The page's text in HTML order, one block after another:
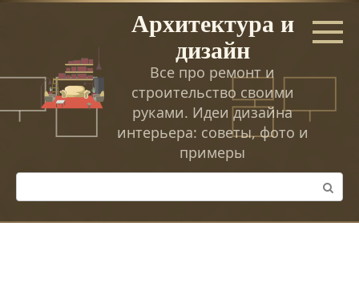
Перейти
Архитектура и
дизайн
Все про ремонт и
строительство своими
руками. Идеи дизайна
интерьера: советы, фото и
примеры
Поиск: